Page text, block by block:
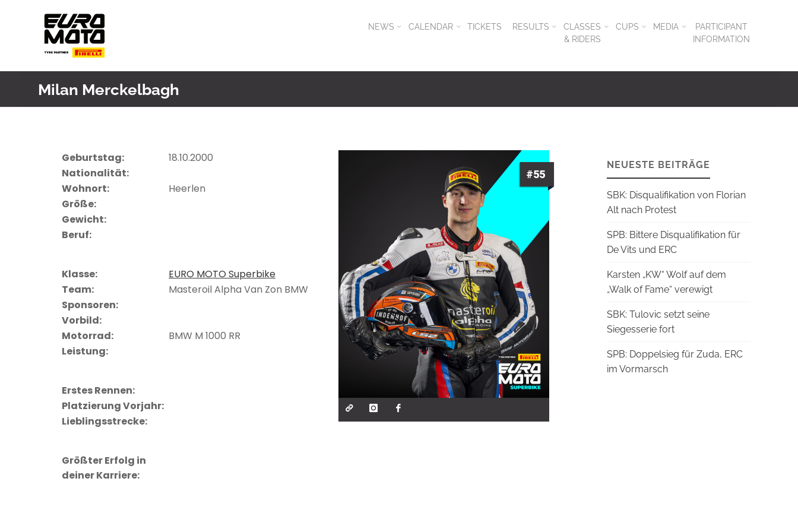
NEWS CALENDAR TICKETS RESULTS
CLASSES
& RIDERS
CUPS MEDIA
PARTICIPANT
INFORMATION
Milan Merckelbagh
Geburtstag:
18.10.2000
Nationalität:
Wohnort:
Heerlen
Größe:
Gewicht:
Beruf:
Klasse:
EURO MOTO Superbike
Team:
Masteroil Alpha Van Zon BMW
Sponsoren:
Vorbild:
Motorrad:
BMW M 1000 RR
Leistung:
Erstes Rennen:
Platzierung Vorjahr:
Lieblingsstrecke:
#55
Größter Erfolg in
deiner Karriere:
NEUESTE BEITRÄGE
SBK: Disqualifikation von Florian
Alt nach Protest
SPB: Bittere Disqualifikation für
De Vits und ERC
Karsten „KW“ Wolf auf dem
„Walk of Fame“ verewigt
SBK: Tulovic setzt seine
Siegesserie fort
SPB: Doppelsieg für Zuda, ERC
im Vormarsch